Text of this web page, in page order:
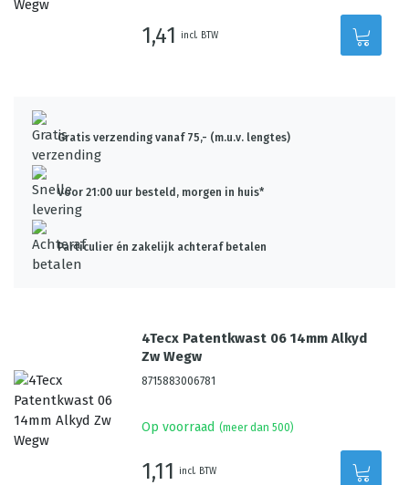
1,41 incl. BTW
Gratis verzending vanaf 75,- (m.u.v. lengtes)
Voor 21:00 uur besteld, morgen in huis*
Particulier én zakelijk achteraf betalen
4Tecx Patentkwast 06 14mm Alkyd
Zw Wegw
8715883006781
Op voorraad (meer dan 500)
1,11 incl. BTW